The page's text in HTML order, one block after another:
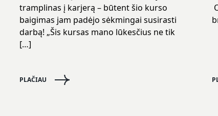
tramplinas į karjerą – būtent šio kurso
baigimas jam padėjo sėkmingai susirasti
darbą! „Šis kursas mano lūkesčius ne tik
[…]
PLAČIAU